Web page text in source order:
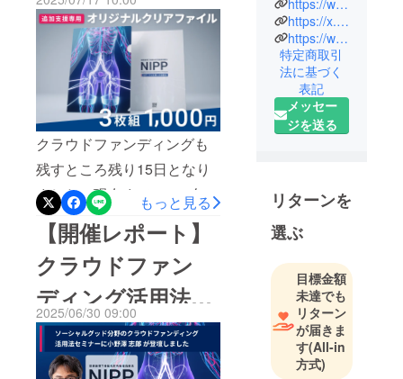
戦へ、力強い励ましとなっ
ています。チーム一同、心
より感謝申し上げます。皆
さまからのご支援で、NIPP
の保険適用を目指すため基
礎研究や特許取得の準備な
ど、一歩ずつ前に進んでま
いります。最後に、私たち
から皆様にお願いがありま
す。クラウドファンディン
グは終了しましたが、NIPP
を保険適用にするための挑
戦は、これからが本番で
す。ふとしたときにでも、
このプロジェクトを思い出
加リターンのお知
らせ
クラウドファンディングも
残すところ残り15日となり
ました。現在までに770名を
超える方にご支援いただ
き、支援金額も1300万円に
達しております。皆さまか
らの温かいご支援により、
私たちの想像を大きく超え
る応援をいただきました。
あらためて、心より感謝申
もっと見る
【開催レポート】
クラウドファン
ディング活用法セ
ミナーに小野澤が
登壇しました
2025/06/30 09:00
療効果が期
待できるカ
テーテル治
療法につい
て発信して
います。
間11万人が
かかり３万
人以上がな
くなると言
われている
患者さんの
生きる希望
につながり
ます。どう
https://x.com/nippmedculation
https://www.instagram.com/nipp_medculation/
特定商取引
法に基づく
表記
メッセー
ジを送る
リターンを
選ぶ
目標金額
未達でも
リターン
が届きま
す(All-in
方式)